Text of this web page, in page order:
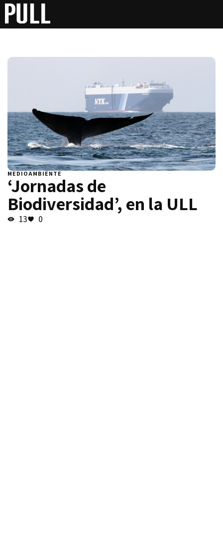
MEDIOAMBIENTE
‘Jornadas de
Biodiversidad’, en la ULL
13 0